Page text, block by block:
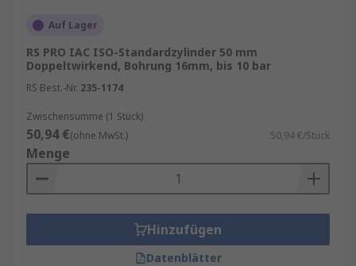
Auf Lager
RS PRO IAC ISO-Standardzylinder 50 mm
Doppeltwirkend, Bohrung 16mm, bis 10 bar
RS Best.-Nr. 235-1174
Zwischensumme (1 Stück)
50,94 €(ohne MwSt.) 50,94 €/Stück
Menge
Hinzufügen
Datenblätter